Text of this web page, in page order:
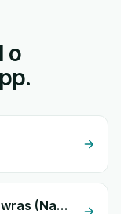
o
Whatsapp API + Al-Nawras (Nawris)